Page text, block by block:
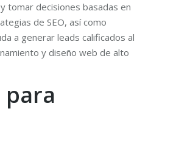
tomar decisiones basadas en
de SEO, así como
a generar leads calificados al
y diseño web de alto